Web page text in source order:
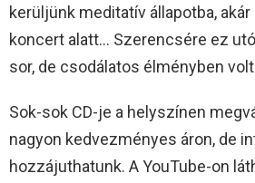
kerüljünk meditatív állapotba,
koncert alatt… Szerencsére ez
sor, de csodálatos élményben
Sok-sok CD-je a helyszínen
nagyon kedvezményes áron, de
hozzájuthatunk. A YouTube-on